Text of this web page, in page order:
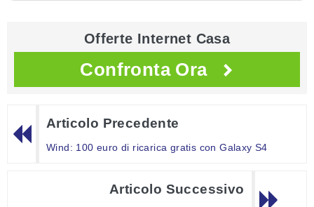
Offerte Internet Casa
Confronta Ora
Articolo Precedente
Wind: 100 euro di ricarica gratis con Galaxy S4
Articolo Successivo